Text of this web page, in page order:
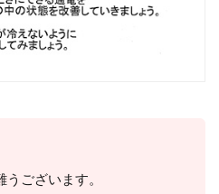
ございます。